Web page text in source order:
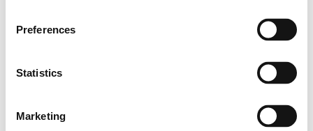
Preferences
Statistics
Marketing